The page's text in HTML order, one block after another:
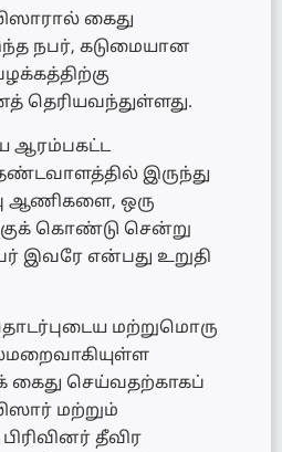
கைது
நபர், கடுமையான
தெரியவந்துள்ளது.
ஆரம்பகட்ட
இருந்து
ஆணிகளை, ஒரு
கொண்டு சென்று
இவரே என்பது உறுதி
மற்றுமொரு
கைது செய்வதற்காகப்
மற்றும்
தீவிர